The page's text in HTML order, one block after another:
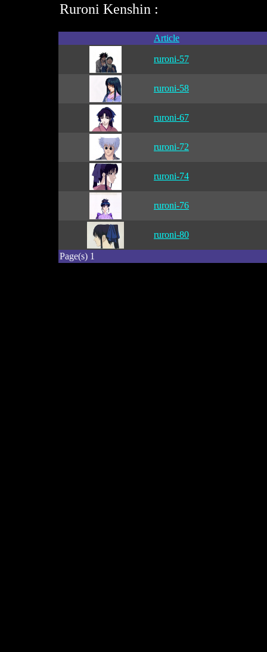
Ruroni Kenshin :
Article
ruroni-57
ruroni-58
ruroni-67
ruroni-72
ruroni-74
ruroni-76
ruroni-80
Page(s) 1